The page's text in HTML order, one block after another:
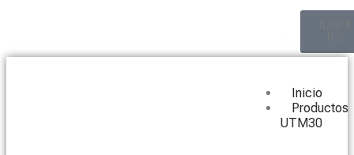
Inicio
Productos
UTM30